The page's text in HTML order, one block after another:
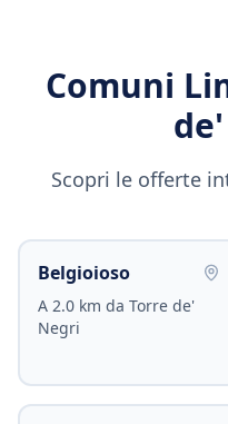
Comuni
Scopri le offerte
Belgioioso
A 2.0 km da Torre de'
Negri